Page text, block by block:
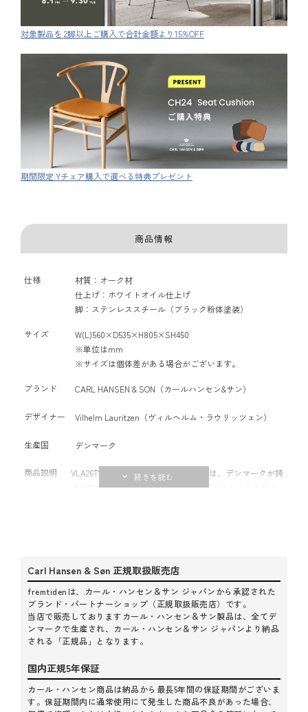
対象製品を 2脚以上ご購入で合計金額より15%OFF
期間限定 Yチェア購入で選べる特典プレゼント
商品情報
仕様
材質：オーク材
仕上げ：ホワイトオイル仕上げ
脚：ステンレススチール（ブラック粉体塗装）
サイズ
W(L)560×D535×H805×SH450
※単位はmm
※サイズは個体差がある場合がございます。
ブランド CARL HANSEN & SON（カールハンセン&サン）
デザイナー Vilhelm Lauritzen（ヴィルヘルム・ラウリッツェン）
生産国 デンマーク
商品説明
VLA26T“VEGA CHAIR（ベガチェア）”は、デンマークが誇
る建築家ヴィルヘルム・ラウリッツェンによってデザイ
以降も変わらず、この施設でのみ触れることのできる存
在でした。美しさ、快適さ、機能性を備えるベガチェア
は、誕生から約70年の時を経て発売を開始することとな
り、より多くの人が親しむことのできるチェアとなりま
した。
Carl Hansen & Søn 正規取扱販売店
fremtidenは、カール・ハンセン＆サン ジャパンから承認された
ブランド・パートナーショップ（正規取扱販売店）です。
当店で販売しておりますカール・ハンセン＆サン製品は、全てデ
ンマークで生産され、カール・ハンセン＆サン ジャパンより納品
される「正規品」となります。
国内正規5年保証
カール・ハンセン商品は納品から最長5年間の保証期間がございま
す。保証期間内に通常使用にて発生した商品不良があった場合、